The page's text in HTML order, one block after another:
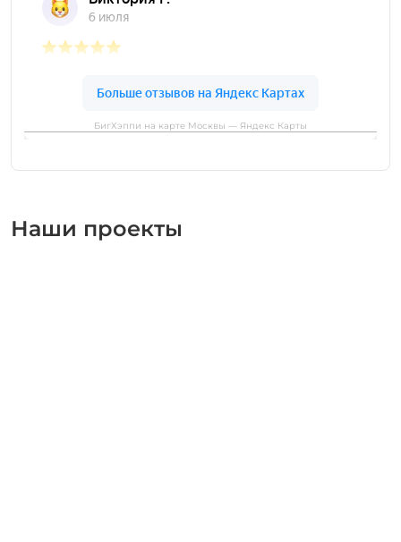
БигХэппи на карте Москвы — Яндекс Карты
Наши проекты